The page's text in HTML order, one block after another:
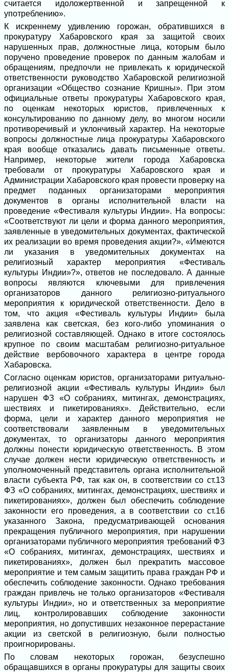
считается идоложертвенной и запрещенной к
употреблению».
К искреннему удивлению горожан, обратившихся в
прокуратуру Хабаровского края за защитой своих
нарушенных прав, должностные лица, которым было
поручено проведение проверок по данным жалобам и
обращениям, предпочли не привлекать к юридической
ответственности руководство Хабаровской религиозной
организации «Общество сознание Кришны». При этом
официальные ответы прокуратуры Хабаровского края,
по оценкам некоторых юристов, привлеченных к
консультированию по данному делу, во многом носили
противоречивый и уклончивый характер. На некоторые
вопросы должностные лица прокуратуры Хабаровского
края вообще отказались давать письменные ответы.
Например, некоторые жители города Хабаровска
требовали от прокуратуры Хабаровского края и
Администрации Хабаровского края провести проверку на
предмет поданных организаторами мероприятия
документов в органы исполнительной власти на
проведение «Фестиваля культуры Индии». На вопросы:
«Соответствуют ли цели и форма данного мероприятия,
заявленные в уведомительных документах, фактической
их реализации во время проведения акции?», «Имеются
ли указания в уведомительных документах на
религиозный характер мероприятия «Фестиваль
культуры Индии»?», ответов не последовало. А данные
вопросы являются ключевыми для привлечения
организаторов данного религиозно-ритуального
мероприятия к юридической ответственности. Дело в
том, что акция «Фестиваль культуры Индии» была
заявлена как светская, без кого-либо упоминания о
религиозной составляющей. Однако в итоге состоялось
крупное по своим масштабам религиозно-ритуальное
действие вербовочного характера в центре города
Хабаровска.
Согласно оценкам юристов, организаторами ритуально-
религиозной акции «Фестиваль культуры Индии» был
нарушен ФЗ «О собраниях, митингах, демонстрациях,
шествиях и пикетированиях». Действительно, если
форма, цели и характер данного мероприятия не
соответствовали заявленным в уведомительных
документах, то организаторы данного мероприятия
должны понести юридическую ответственность. В этом
случае должен нести юридическую ответственность и
уполномоченный представитель органа исполнительной
власти субъекта РФ, так как он, в соответствии со ст.13
ФЗ «О собраниях, митингах, демонстрациях, шествиях и
пикетированиях», должен был обеспечить соблюдение
законности его проведения, а в соответствии со ст.16
указанного Закона, предусматривающей основания
прекращения публичного мероприятия, при нарушении
организаторами публичного мероприятия требований ФЗ
«О собраниях, митингах, демонстрациях, шествиях и
пикетированиях», должен был прекратить массовое
мероприятие и тем самым защитить права граждан РФ и
обеспечить соблюдение законности. Однако требования
граждан привлечь не только организаторов «Фестиваля
культуры Индии», но и ответственных за мероприятие
лиц, контролировавших соблюдение законности
мероприятия, но допустивших незаконное перерастание
акции из светской в религиозную, были полностью
проигнорированы.
По словам некоторых горожан, безуспешно
обращавшихся в органы прокуратуры для защиты своих